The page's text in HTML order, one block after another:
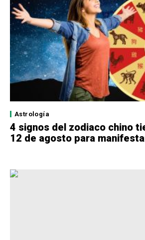
Astrología
4 signos del zodiaco chino
12 de agosto para